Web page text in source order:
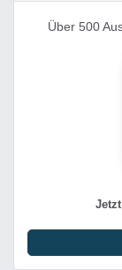
Über 500